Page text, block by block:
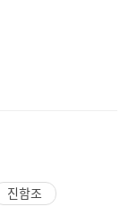
진함조